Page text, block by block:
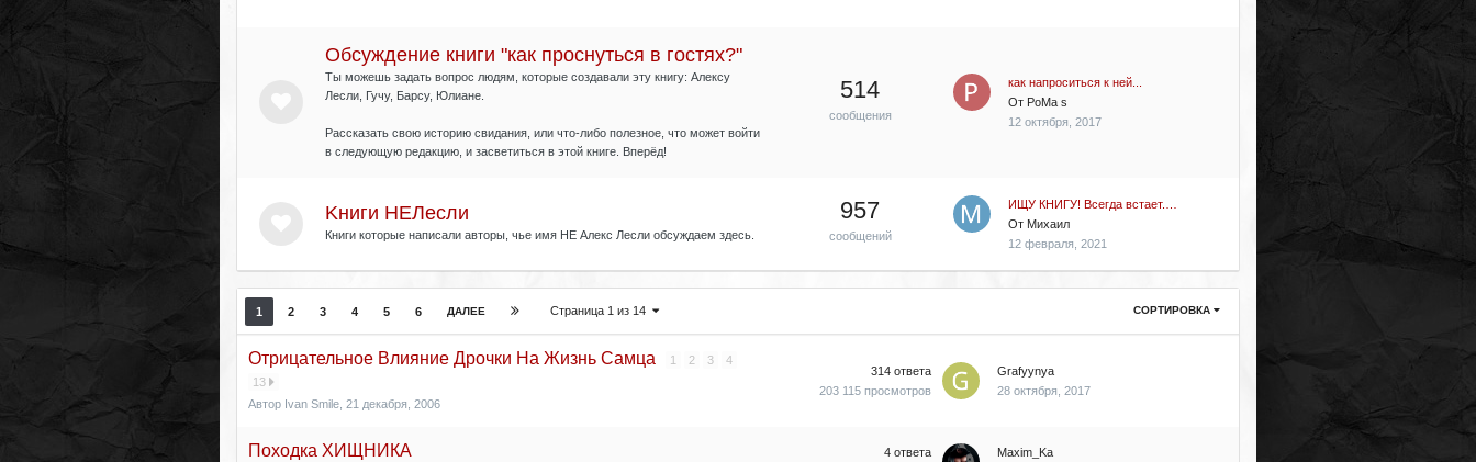
Обсуждение книги "как проснуться в гостях?"
Ты можешь задать вопрос людям, которые создавали эту книгу: Алексу
Лесли, Гучу, Барсу, Юлиане.
Рассказать свою историю свидания, или что-либо полезное, что может войти
в следующую редакцию, и засветиться в этой книге. Вперёд!
514
сообщения
как напроситься к ней...
От PoMa s
12 октября, 2017
Kниги НЕЛесли
Книги которые написали авторы, чье имя НЕ Алекс Лесли обсуждаем здесь.
957
сообщений
ИЩУ КНИГУ! Всегда встает.…
От Михаил
12 февраля, 2021
СОРТИРОВКА
1 2 3 4 5 6 ДАЛЕЕ Страница 1 из 14
Отрицательное Влияние Дрочки На Жизнь Самца 1 2 3
4
13
Автор Ivan Smile 21 декабря, 2006
314 ответа
203 115 просмотров
Grafyynya
28 октября, 2017
Походка ХИЩНИКА 4 ответа
Maxim_Ka